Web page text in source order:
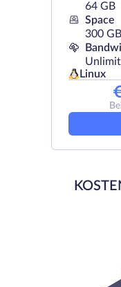
64 GB
Space
300
Linux